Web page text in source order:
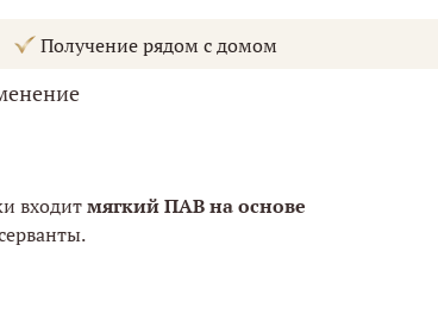
Получение рядом с домом
входитмягкий ПАВ на основе